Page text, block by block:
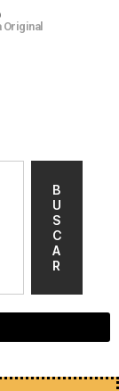
B
U
S
C
A
R